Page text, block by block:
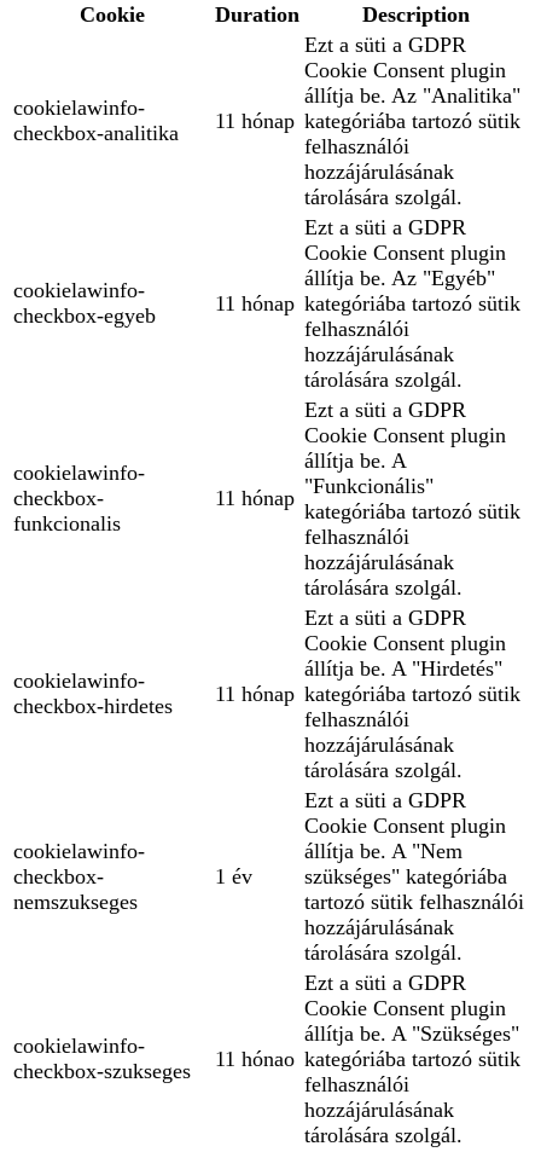
Cookie
Duration Description
cookielawinfo-
checkbox-analitika
11 hónap
Ezt a süti a GDPR
Cookie Consent plugin
állítja be. Az "Analitika"
kategóriába tartozó sütik
felhasználói
hozzájárulásának
tárolására szolgál.
cookielawinfo-
checkbox-egyeb
11 hónap
Ezt a süti a GDPR
Cookie Consent plugin
állítja be. Az "Egyéb"
kategóriába tartozó sütik
felhasználói
hozzájárulásának
tárolására szolgál.
cookielawinfo-
checkbox-
funkcionalis
11 hónap
Ezt a süti a GDPR
Cookie Consent plugin
állítja be. A
"Funkcionális"
kategóriába tartozó sütik
felhasználói
hozzájárulásának
tárolására szolgál.
cookielawinfo-
checkbox-hirdetes
11 hónap
Ezt a süti a GDPR
Cookie Consent plugin
állítja be. A "Hirdetés"
kategóriába tartozó sütik
felhasználói
hozzájárulásának
tárolására szolgál.
cookielawinfo-
checkbox-
nemszukseges
1 év
Ezt a süti a GDPR
Cookie Consent plugin
állítja be. A "Nem
szükséges" kategóriába
tartozó sütik felhasználói
hozzájárulásának
tárolására szolgál.
cookielawinfo-
checkbox-szukseges
11 hónao
Ezt a süti a GDPR
Cookie Consent plugin
állítja be. A "Szükséges"
kategóriába tartozó sütik
felhasználói
hozzájárulásának
tárolására szolgál.